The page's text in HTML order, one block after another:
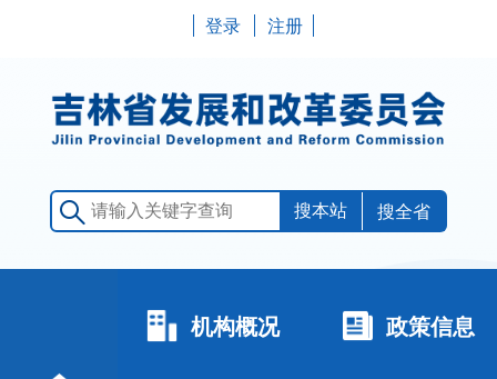
登录 注册
搜全省
机构概况 政策信息